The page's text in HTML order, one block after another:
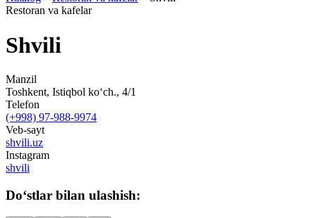
Restoran va kafelar
Shvili
Manzil
Toshkent, Istiqbol ko‘ch., 4/1
Telefon
(+998) 97-988-9974
Veb-sayt
shvili.uz
Instagram
shvili
Do‘stlar bilan ulashish: